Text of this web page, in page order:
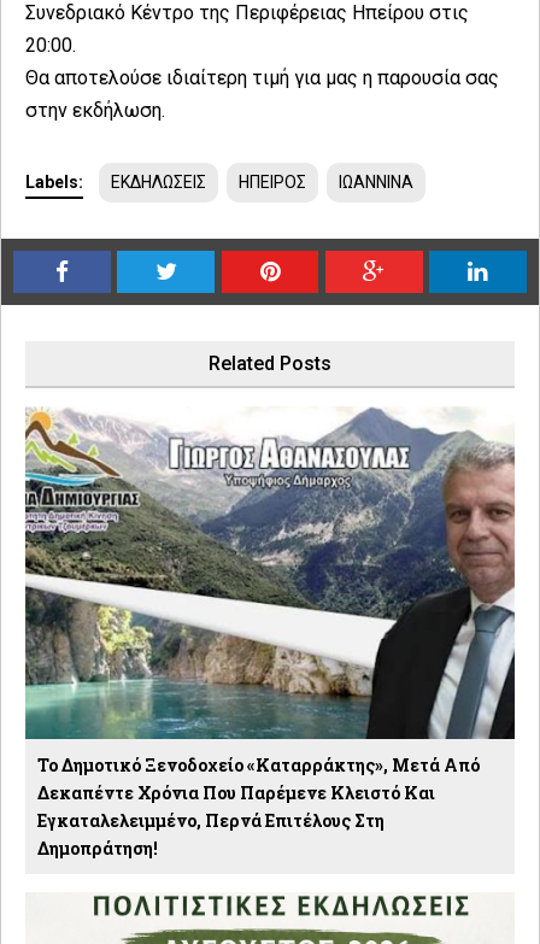
Συνεδριακό Κέντρο της Περιφέρειας Ηπείρου στις
20:00.
Θα αποτελούσε ιδιαίτερη τιμή για μας η παρουσία σας
στην εκδήλωση.
Labels: ΕΚΔΗΛΩΣΕΙΣ ΗΠΕΙΡΟΣ ΙΩΑΝΝΙΝΑ
Related Posts
Το Δημοτικό Ξενοδοχείο «Καταρράκτης», Μετά Από
Δεκαπέντε Χρόνια Που Παρέμενε Κλειστό Και
Εγκαταλελειμμένο, Περνά Επιτέλους Στη
Δημοπράτηση!